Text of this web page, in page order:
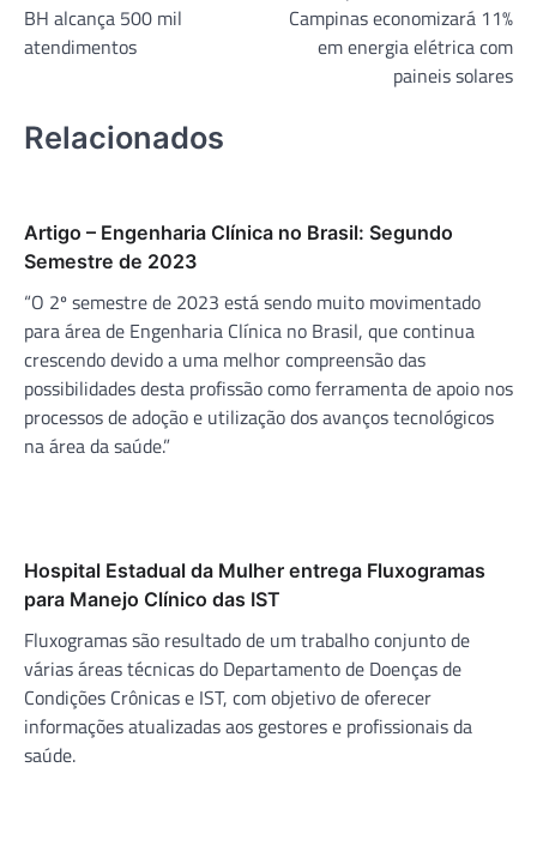
Post
BH alcança 500 mil
atendimentos
Campinas economizará 11%
em energia elétrica com
paineis solares
Relacionados
Artigo – Engenharia Clínica no Brasil: Segundo
Semestre de 2023
“O 2º semestre de 2023 está sendo muito movimentado
para área de Engenharia Clínica no Brasil, que continua
crescendo devido a uma melhor compreensão das
possibilidades desta profissão como ferramenta de apoio nos
processos de adoção e utilização dos avanços tecnológicos
na área da saúde.”
Hospital Estadual da Mulher entrega Fluxogramas
para Manejo Clínico das IST
Fluxogramas são resultado de um trabalho conjunto de
várias áreas técnicas do Departamento de Doenças de
Condições Crônicas e IST, com objetivo de oferecer
informações atualizadas aos gestores e profissionais da
saúde.